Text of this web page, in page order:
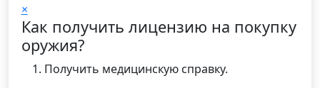
×
Как получить лицензию на покупку
оружия?
Получить медицинскую справку.